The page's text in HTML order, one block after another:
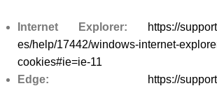
Internet Explorer:
https://
es/help/17442/windows-internet-
cookies#ie=ie-11
Edge:
https://